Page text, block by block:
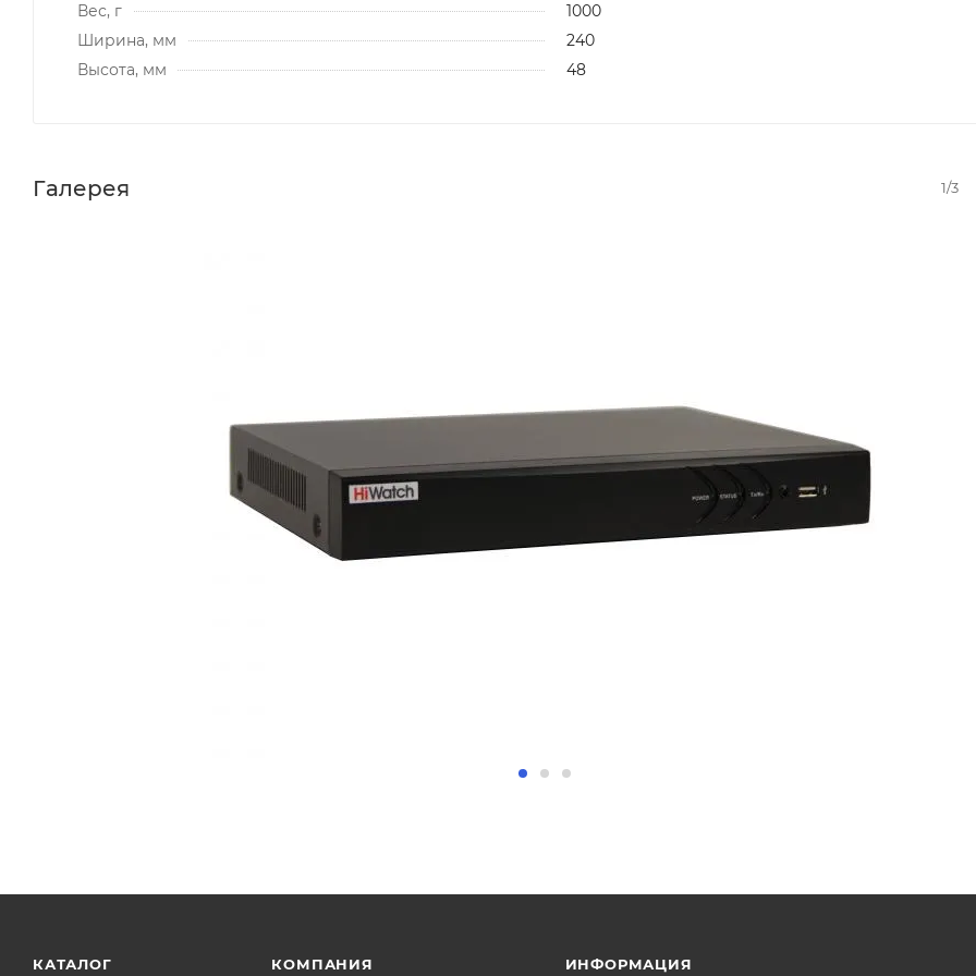
Вес, г
1000
Ширина, мм
240
Высота, мм
48
Галерея 1/3
КАТАЛОГ КОМПАНИЯ ИНФОРМАЦИЯ